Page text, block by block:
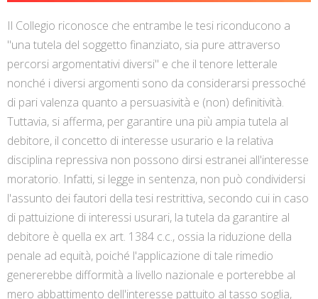
Il Collegio riconosce che entrambe le tesi riconducono a
"una tutela del soggetto finanziato, sia pure attraverso
percorsi argomentativi diversi" e che il tenore letterale
nonché i diversi argomenti sono da considerarsi pressoché
di pari valenza quanto a persuasività e (non) definitività.
Tuttavia, si afferma, per garantire una più ampia tutela al
debitore, il concetto di interesse usurario e la relativa
disciplina repressiva non possono dirsi estranei all'interesse
moratorio. Infatti, si legge in sentenza, non può condividersi
l'assunto dei fautori della tesi restrittiva, secondo cui in caso
di pattuizione di interessi usurari, la tutela da garantire al
debitore è quella ex art. 1384 c.c., ossia la riduzione della
penale ad equità, poiché l'applicazione di tale rimedio
genererebbe difformità a livello nazionale e porterebbe al
mero abbattimento dell'interesse pattuito al tasso soglia,